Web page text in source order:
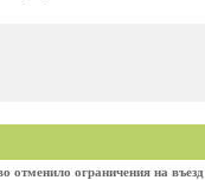
отменило ограничения на